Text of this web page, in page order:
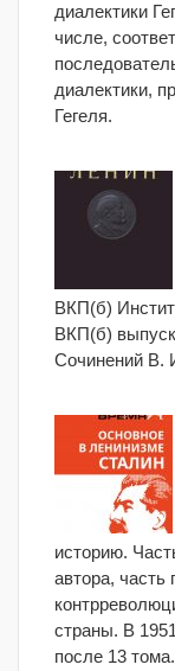
диалектики
числе,
диалектики,
Гегеля.
ВКП(б)
ВКП(б)
Сочинений В.
историю.
автора, часть
страны. В
после 13